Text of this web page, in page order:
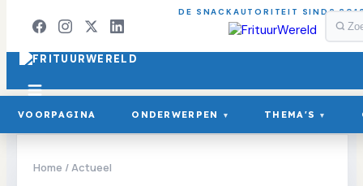
DE SNACKAUTORITEIT SINDS
VOORPAGINA ONDERWERPEN ▾ THEMA'S ▾
Home /Actueel